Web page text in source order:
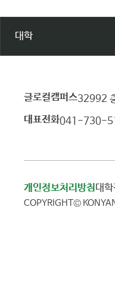
대학
건
양
교
글로컬캠퍼스 32992
대표전화 041-730-
개인정보처리방침 대
COPYRIGHT©